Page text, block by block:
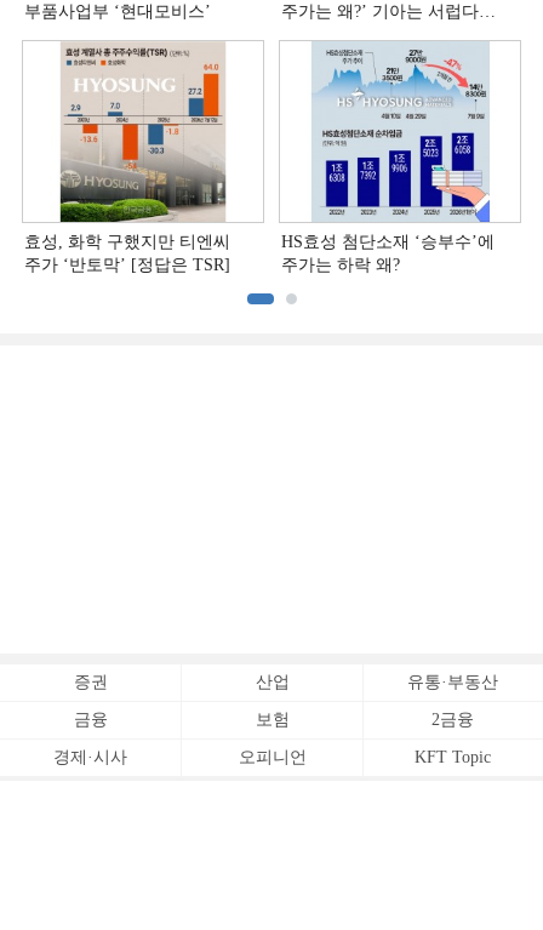
부품사업부 ‘현대모비스ʼ
주가는 왜?ʼ 기아는 서럽다
효성, 화학 구했지만 티엔씨
주가 ‘반토막’ [정답은 TSR]
HS효성 첨단소재 ‘승부수’에
주가는 하락 왜?
증권 산업 유통·부동산
금융 보험 2금융
경제·시사 오피니언 KFT Topic